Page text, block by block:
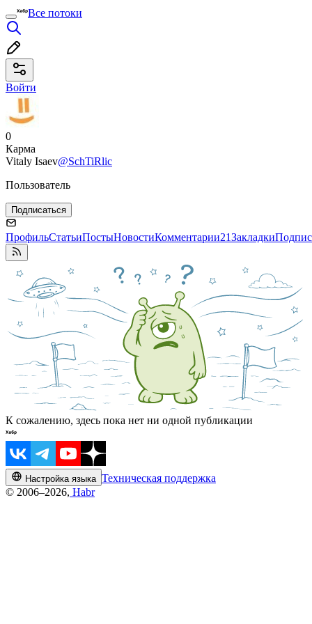
Все потоки
Войти
0
Карма
Vitaly Isaev@SchTiRlic
Пользователь
Подписаться
ПрофильСтатьиПостыНовостиКомментарии21Закладки
К сожалению, здесь пока нет ни одной публикации
Настройка языка Техническая поддержка
© 2006–2026, Habr